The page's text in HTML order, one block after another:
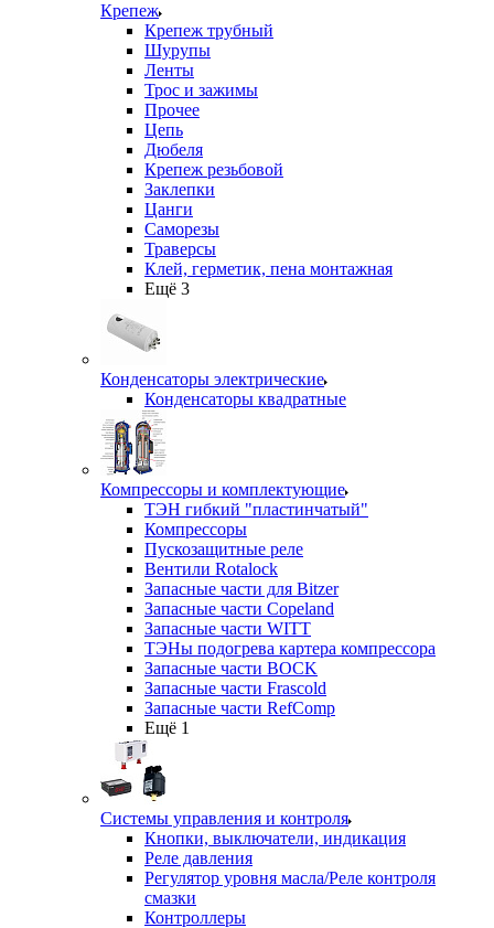
Крепеж
Крепеж трубный
Шурупы
Ленты
Трос и зажимы
Прочее
Цепь
Дюбеля
Крепеж резьбовой
Заклепки
Цанги
Саморезы
Траверсы
Клей, герметик, пена монтажная
Ещё 3
Конденсаторы электрические
Конденсаторы квадратные
Компрессоры и комплектующие
ТЭН гибкий "пластинчатый"
Компрессоры
Пускозащитные реле
Вентили Rotalock
Запасные части для Bitzer
Запасные части Copeland
Запасные части WITT
ТЭНы подогрева картера компрессора
Запасные части BOCK
Запасные части Frascold
Запасные части RefComp
Ещё 1
Системы управления и контроля
Кнопки, выключатели, индикация
Реле давления
Регулятор уровня масла/Реле контроля
смазки
Контроллеры